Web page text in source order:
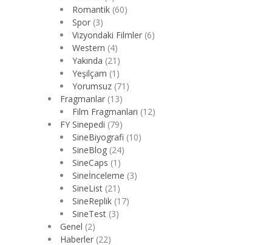
Romantik (60)
Spor (3)
Vizyondaki Filmler (6)
Western (4)
Yakında (21)
Yeşilçam (1)
Yorumsuz (71)
Fragmanlar (13)
Film Fragmanları (12)
FY Sinepedi (79)
SineBiyografi (10)
SineBlog (24)
SineCaps (1)
Sineİnceleme (3)
SineList (21)
SineReplik (17)
SineTest (3)
Genel (2)
Haberler (22)